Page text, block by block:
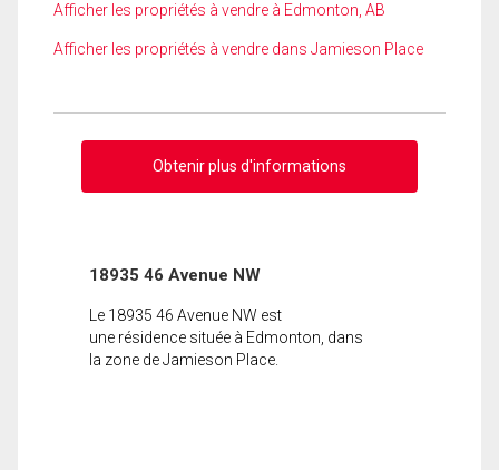
Afficher les propriétés à vendre à Edmonton, AB
Afficher les propriétés à vendre dans Jamieson Place
Obtenir plus d'informations
18935 46 Avenue NW
Le 18935 46 Avenue NW est
une résidence située à Edmonton, dans
la zone de Jamieson Place.